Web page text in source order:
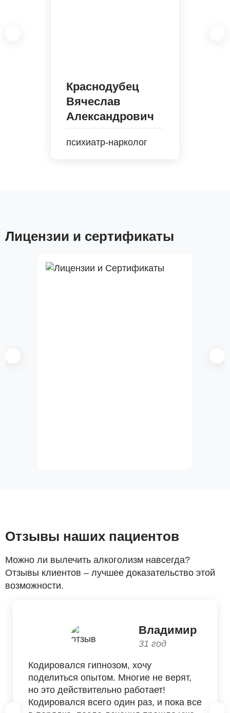
Краснодубец
Вячеслав
Александрович
психиатр-нарколог
Лицензии и сертификаты
Отзывы наших пациентов
Можно ли вылечить алкоголизм навсегда?
Отзывы клиентов – лучшее доказательство этой
возможности.
Владимир
31 год
Кодировался гипнозом, хочу
поделиться опытом. Многие не верят,
но это действительно работает!
Кодировался всего один раз, и пока все